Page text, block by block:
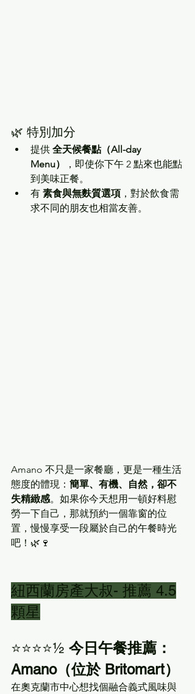
🌿 特別加分
提供 全天候餐點（All-day
Menu）
，即使你下午 2 點來也能點
到美味正餐。
有 素食與無麩質選項 ，對於飲食需
求不同的朋友也相當友善。
Amano 不只是一家餐廳，更是一種生活
態度的體現： 簡單、有機、自然，卻不
失精緻感。如果你今天想用一頓好料慰
勞一下自己，那就預約一個靠窗的位
置，慢慢享受一段屬於自己的午餐時光
吧！🌿🍷
紐西蘭房產大叔- 推薦 4.5
顆星
⭐️⭐️⭐️⭐️½ 今日午餐推薦：
Amano（位於 Britomart）
在奧克蘭市中心想找個融合義式風味與